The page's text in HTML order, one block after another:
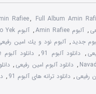
Rafiee, Full Album Amin
, آلبوم Amin Rafiee , آلبوم Navado Yek
جدید , آلبوم نود و يك امین
, دانلود آلبوم 91 , دانلود آلبوم Amin Rafiee
, دانلود آلبوم امین رفیعی ,
رفيعى , دانلود ترانه های آلبوم 91 ,